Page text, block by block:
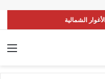
الشمالية